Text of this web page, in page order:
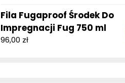
Fila Fugaproof Środek Do
Impregnacji Fug 750 ml
96,00 zł